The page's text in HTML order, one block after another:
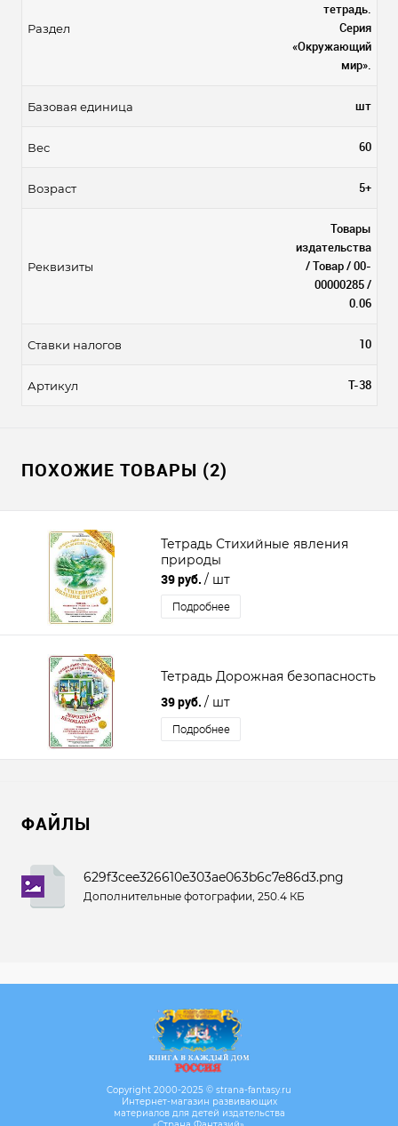
Раздел
тетрадь.
Серия
«Окружающий
мир».
Базовая единица шт
Вес 60
Возраст 5+
Реквизиты
Товары
издательства
/ Товар / 00-
00000285 /
0.06
Ставки налогов 10
Артикул Т-38
ПОХОЖИЕ ТОВАРЫ (2)
Тетрадь Стихийные явления
природы
39 руб. / шт
Подробнее
Тетрадь Дорожная безопасность
39 руб. / шт
Подробнее
ФАЙЛЫ
629f3cee326610e303ae063b6c7e86d3.png
Дополнительные фотографии, 250.4 КБ
Copyright 2000-2025 © strana-fantasy.ru
Интернет-магазин развивающих
материалов для детей издательства